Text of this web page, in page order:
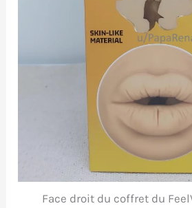
Face droit du coffret du